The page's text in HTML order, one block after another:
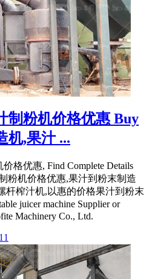
制粉机价格优惠 Buy
机,果汁 ...
格优惠, Find Complete Details
粉机价格优惠,果汁到粉末制造
杆榨汁机,以惠的价格果汁到粉末
juicer machine Supplier or
Machinery Co., Ltd.